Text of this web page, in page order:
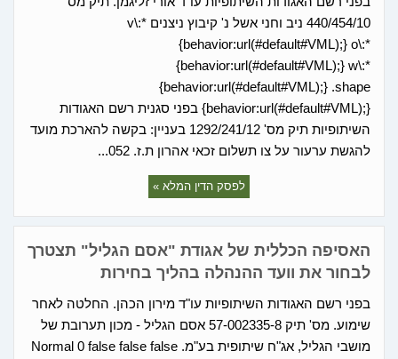
440/454/10 ניב וחני אשל נ' קיבוץ ניצנים v\:*
{behavior:url(#default#VML);} o\:*
{behavior:url(#default#VML);} w\:*
{behavior:url(#default#VML);} .shape
{behavior:url(#default#VML);} בפני סגנית רשם האגודות
השיתופיות תיק מס' 1292/241/12 בעניין: בקשה להארכת מועד
להגשת ערעור על צו תשלום זכאי אהרון ת.ז. 052...
לפסק הדין המלא »
האסיפה הכללית של אגודת "אסם הגליל" תצטרך
לבחור את וועד ההנהלה בהליך בחירות
בפני רשם האגודות השיתופיות עו"ד מירון הכהן. החלטה לאחר
שימוע. מס' תיק 57-002335-8 אסם הגליל - מכון תערובת של
מושבי הגליל, אג"ח שיתופית בע"מ. Normal 0 false false false